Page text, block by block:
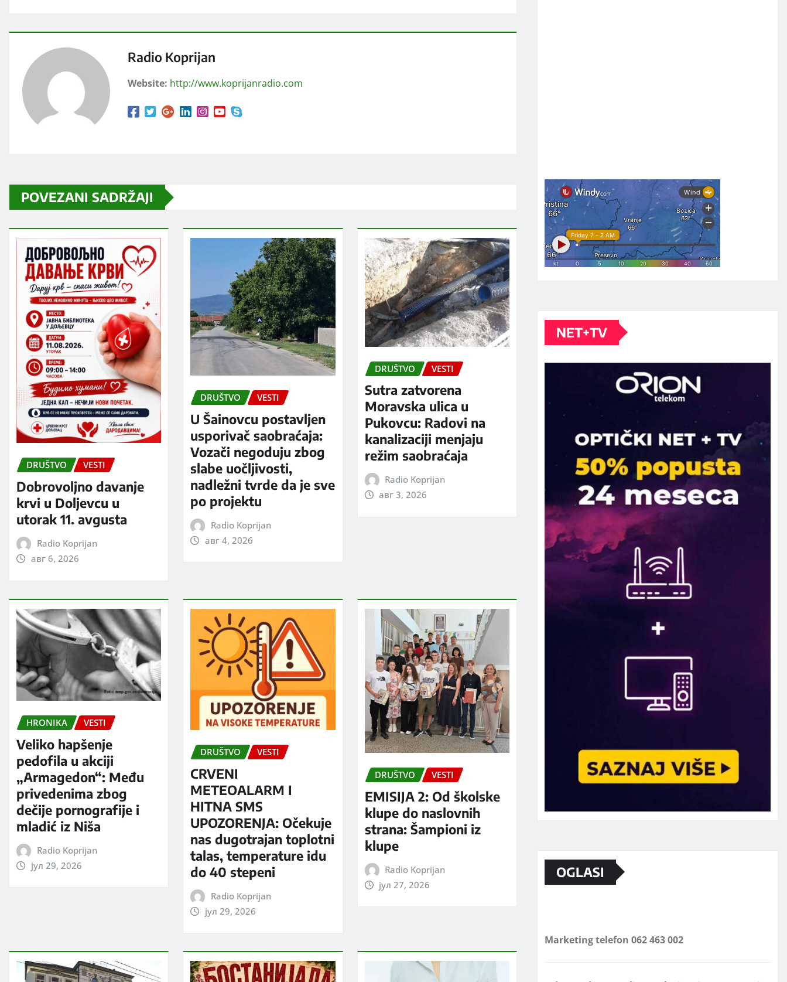
Radio Koprijan
Website: http://www.koprijanradio.com
POVEZANI SADRŽAJI
DRUŠTVO VESTI
Dobrovoljno davanje
krvi u Doljevcu u
utorak 11. avgusta
Radio Koprijan
авг 6, 2026
DRUŠTVO VESTI
U Šainovcu postavljen
usporivač saobraćaja:
Vozači negoduju zbog
slabe uočljivosti,
nadležni tvrde da je sve
po projektu
Radio Koprijan
авг 4, 2026
DRUŠTVO VESTI
Sutra zatvorena
Moravska ulica u
Pukovcu: Radovi na
kanalizaciji menjaju
režim saobraćaja
Radio Koprijan
авг 3, 2026
HRONIKA VESTI
Veliko hapšenje
pedofila u akciji
„Armagedon“: Među
privedenima zbog
dečije pornografije i
mladić iz Niša
Radio Koprijan
јул 29, 2026
DRUŠTVO VESTI
CRVENI
METEOALARM I
HITNA SMS
UPOZORENJA: Očekuje
nas dugotrajan toplotni
talas, temperature idu
do 40 stepeni
Radio Koprijan
јул 29, 2026
DRUŠTVO VESTI
EMISIJA 2: Od školske
klupe do naslovnih
strana: Šampioni iz
klupe
Radio Koprijan
јул 27, 2026
NET+TV
OGLASI